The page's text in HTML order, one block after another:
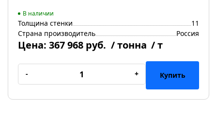
В наличии
Толщина стенки
11
Страна производитель
Россия
Цена: 367 968 руб. / тонна / т
- + Купить